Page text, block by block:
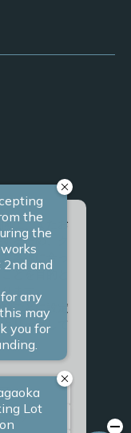
さい。
上、またお
るため、ク
客様に合っ
とを目的と
ます。
ごとに設定
リックして
のみ